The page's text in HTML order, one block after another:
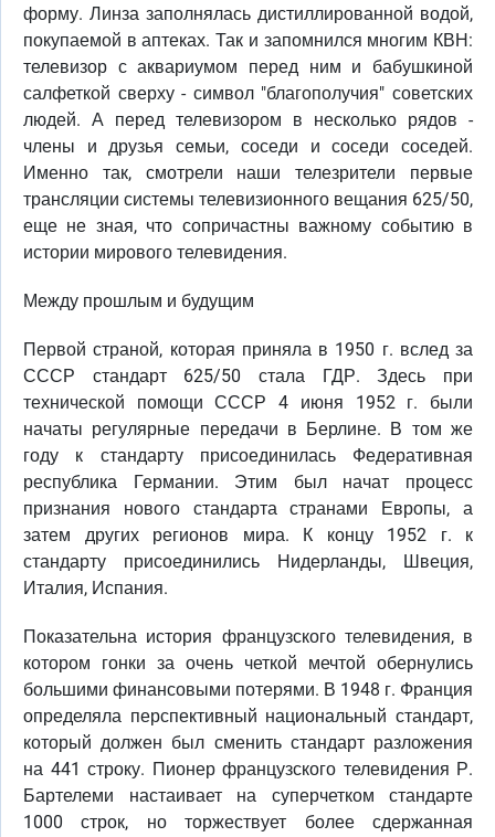
форму. Линза заполнялась дистиллированной водой,
покупаемой в аптеках. Так и запомнился многим КВН:
телевизор с аквариумом перед ним и бабушкиной
салфеткой сверху - символ "благополучия" советских
людей. А перед телевизором в несколько рядов -
члены и друзья семьи, соседи и соседи соседей.
Именно так, смотрели наши телезрители первые
трансляции системы телевизионного вещания 625/50,
еще не зная, что сопричастны важному событию в
истории мирового телевидения.
Между прошлым и будущим
Первой страной, которая приняла в 1950 г. вслед за
СССР стандарт 625/50 стала ГДР. Здесь при
технической помощи СССР 4 июня 1952 г. были
начаты регулярные передачи в Берлине. В том же
году к стандарту присоединилась Федеративная
республика Германии. Этим был начат процесс
признания нового стандарта странами Европы, а
затем других регионов мира. К концу 1952 г. к
стандарту присоединились Нидерланды, Швеция,
Италия, Испания.
Показательна история французского телевидения, в
котором гонки за очень четкой мечтой обернулись
большими финансовыми потерями. В 1948 г. Франция
определяла перспективный национальный стандарт,
который должен был сменить стандарт разложения
на 441 строку. Пионер французского телевидения Р.
Бартелеми настаивает на суперчетком стандарте
1000 строк, но торжествует более сдержанная